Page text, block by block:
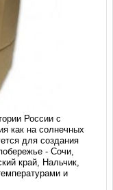
(1 кг)
системе,
на газонах с
создания
России с
как на солнечных
для создания
- Сочи,
край, Нальчик,
и